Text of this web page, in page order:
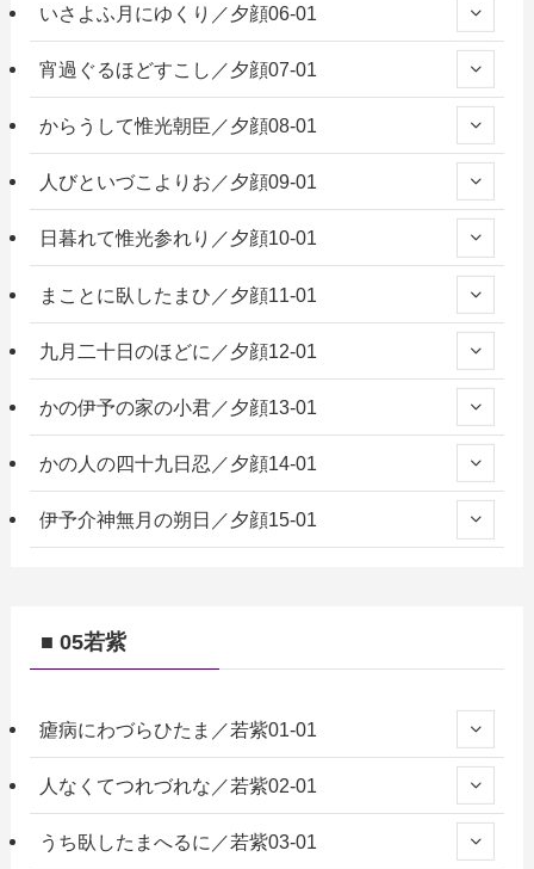
いさよふ月にゆくり／夕顔06-01
宵過ぐるほどすこし／夕顔07-01
からうして惟光朝臣／夕顔08-01
人びといづこよりお／夕顔09-01
日暮れて惟光参れり／夕顔10-01
まことに臥したまひ／夕顔11-01
九月二十日のほどに／夕顔12-01
かの伊予の家の小君／夕顔13-01
かの人の四十九日忍／夕顔14-01
伊予介神無月の朔日／夕顔15-01
■ 05若紫
瘧病にわづらひたま／若紫01-01
人なくてつれづれな／若紫02-01
うち臥したまへるに／若紫03-01